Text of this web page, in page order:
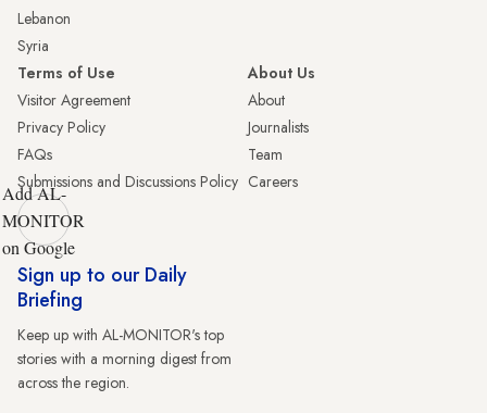
Lebanon
Syria
Terms of Use
Visitor Agreement
Privacy Policy
FAQs
Submissions and Discussions Policy
About Us
About
Journalists
Team
Careers
Add AL-
MONITOR
on Google
Sign up to our Daily
Briefing
Keep up with AL-MONITOR's top
stories with a morning digest from
across the region.